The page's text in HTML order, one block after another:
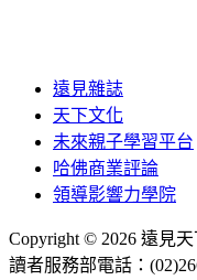
遠見雜誌
天下文化
未來親子學習平台
哈佛商業評論
領導影響力學院
Copyright © 2026 遠見
讀者服務部電話：